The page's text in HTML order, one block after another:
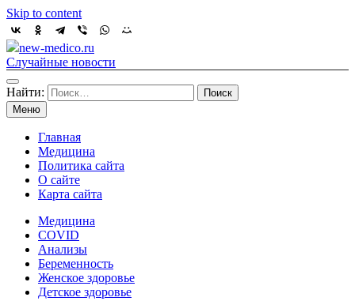
Skip to content
new-medico.ru
Случайные новости
Найти:
Меню
Главная
Медицина
Политика сайта
О сайте
Карта сайта
Медицина
COVID
Анализы
Беременность
Женское здоровье
Детское здоровье